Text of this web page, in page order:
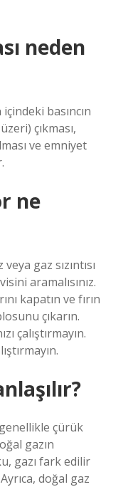
neden
basıncın
çıkması,
ve emniyet
ne
gaz sızıntısı
aramalısınız.
kapatın ve fırın
çıkarın.
çalıştırmayın.
genellikle çürük
gazın
gazı fark edilir
doğal gaz